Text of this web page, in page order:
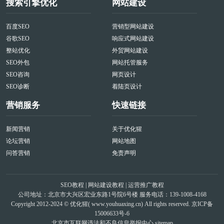
搜索引擎优化
百度SEO
谷歌SEO
整站优化
SEO外包
SEO咨询
SEO诊断
网站建设
营销型网站建设
响应式网站建设
外贸网站建设
网站托管服务
网页设计
着陆页设计
营销服务
新闻营销
论坛营销
问答营销
快速链接
关于优化猩
网站地图
免责声明
SEO教程 | 网站建设教程 | 运营推广教程
公司地址：北京市大兴区宏业东路1号院6号楼 服务电话：139-1008-4168
Copyright 2012-2024 © 优化猩( www.youhuaxing.cn) All rights reserved. 京ICP备
15006633号-6